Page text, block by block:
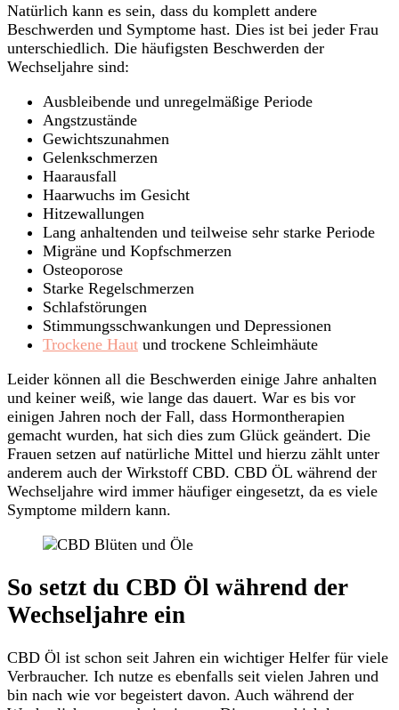
Natürlich kann es sein, dass du komplett andere
Beschwerden und Symptome hast. Dies ist bei jeder Frau
unterschiedlich. Die häufigsten Beschwerden der
Wechseljahre sind:
Ausbleibende und unregelmäßige Periode
Angstzustände
Gewichtszunahmen
Gelenkschmerzen
Haarausfall
Haarwuchs im Gesicht
Hitzewallungen
Lang anhaltenden und teilweise sehr starke Periode
Migräne und Kopfschmerzen
Osteoporose
Starke Regelschmerzen
Schlafstörungen
Stimmungsschwankungen und Depressionen
Trockene Haut und trockene Schleimhäute
Leider können all die Beschwerden einige Jahre anhalten
und keiner weiß, wie lange das dauert. War es bis vor
einigen Jahren noch der Fall, dass Hormontherapien
gemacht wurden, hat sich dies zum Glück geändert. Die
Frauen setzen auf natürliche Mittel und hierzu zählt unter
anderem auch der Wirkstoff CBD. CBD ÖL während der
Wechseljahre wird immer häufiger eingesetzt, da es viele
Symptome mildern kann.
So setzt du CBD Öl während der
Wechseljahre ein
CBD Öl ist schon seit Jahren ein wichtiger Helfer für viele
Verbraucher. Ich nutze es ebenfalls seit vielen Jahren und
bin nach wie vor begeistert davon. Auch während der